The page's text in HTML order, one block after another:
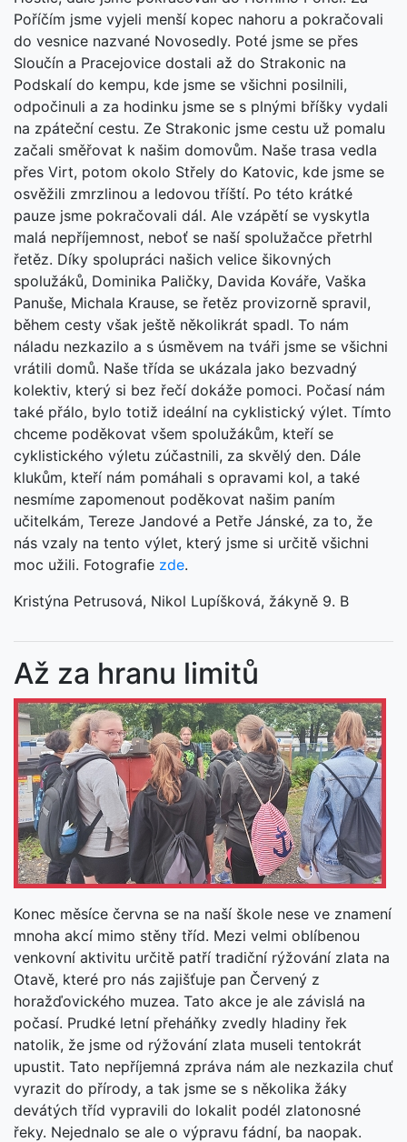
Poříčím jsme vyjeli menší kopec nahoru a pokračovali
do vesnice nazvané Novosedly. Poté jsme se přes
Sloučín a Pracejovice dostali až do Strakonic na
Podskalí do kempu, kde jsme se všichni posilnili,
odpočinuli a za hodinku jsme se s plnými bříšky vydali
na zpáteční cestu. Ze Strakonic jsme cestu už pomalu
začali směřovat k našim domovům. Naše trasa vedla
přes Virt, potom okolo Střely do Katovic, kde jsme se
osvěžili zmrzlinou a ledovou tříští. Po této krátké
pauze jsme pokračovali dál. Ale vzápětí se vyskytla
malá nepříjemnost, neboť se naší spolužačce přetrhl
řetěz. Díky spolupráci našich velice šikovných
spolužáků, Dominika Paličky, Davida Kováře, Vaška
Panuše, Michala Krause, se řetěz provizorně spravil,
během cesty však ještě několikrát spadl. To nám
náladu nezkazilo a s úsměvem na tváři jsme se všichni
vrátili domů. Naše třída se ukázala jako bezvadný
kolektiv, který si bez řečí dokáže pomoci. Počasí nám
také přálo, bylo totiž ideální na cyklistický výlet. Tímto
chceme poděkovat všem spolužákům, kteří se
cyklistického výletu zúčastnili, za skvělý den. Dále
klukům, kteří nám pomáhali s opravami kol, a také
nesmíme zapomenout poděkovat našim paním
učitelkám, Tereze Jandové a Petře Jánské, za to, že
nás vzaly na tento výlet, který jsme si určitě všichni
moc užili. Fotografie zde.
Kristýna Petrusová, Nikol Lupíšková, žákyně 9. B
Až za hranu limitů
Konec měsíce června se na naší škole nese ve znamení
mnoha akcí mimo stěny tříd. Mezi velmi oblíbenou
venkovní aktivitu určitě patří tradiční rýžování zlata na
Otavě, které pro nás zajišťuje pan Červený z
horažďovického muzea. Tato akce je ale závislá na
počasí. Prudké letní přeháňky zvedly hladiny řek
natolik, že jsme od rýžování zlata museli tentokrát
upustit. Tato nepříjemná zpráva nám ale nezkazila chuť
vyrazit do přírody, a tak jsme se s několika žáky
devátých tříd vypravili do lokalit podél zlatonosné
řeky. Nejednalo se ale o výpravu fádní, ba naopak.